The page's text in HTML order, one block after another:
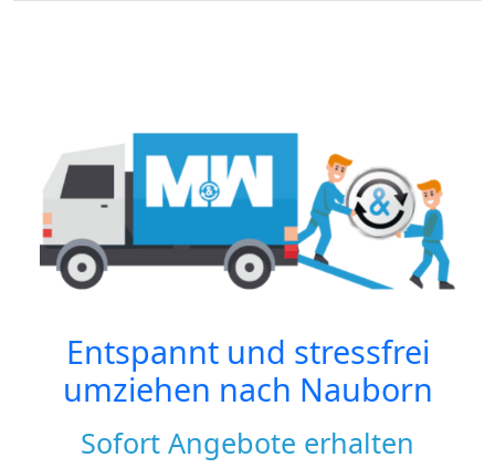
Entspannt und stressfrei
umziehen nach Nauborn
Sofort Angebote erhalten